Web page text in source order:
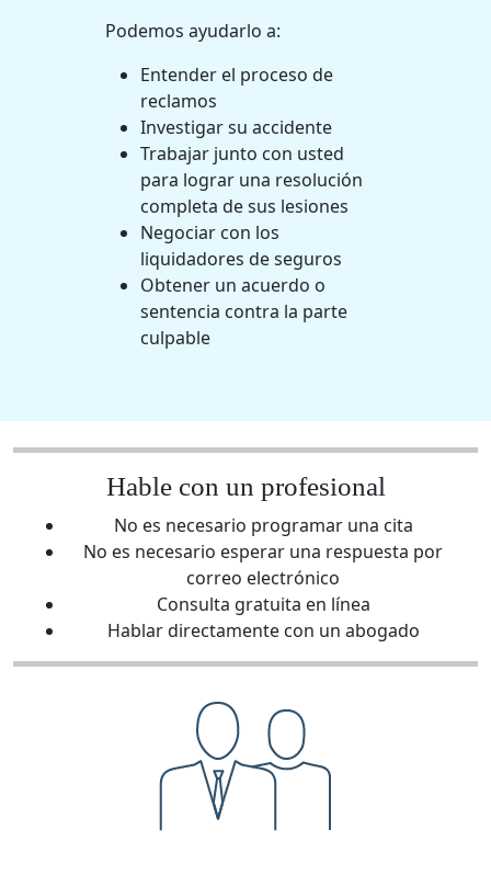
Podemos ayudarlo a:
Entender el proceso de
reclamos
Investigar su accidente
Trabajar junto con usted
para lograr una resolución
completa de sus lesiones
Negociar con los
liquidadores de seguros
Obtener un acuerdo o
sentencia contra la parte
culpable
Hable con un profesional
No es necesario programar una cita
No es necesario esperar una respuesta por
correo electrónico
Consulta gratuita en línea
Hablar directamente con un abogado